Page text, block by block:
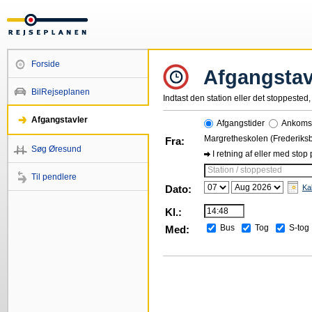
Forside
BilRejseplanen
Afgangstavler
Søg Øresund
Til pendlere
Indtast den station eller det
Afgangstider
Fra:
Margretheskolen
I retning af eller med stop
Station / stoppested
Dato:
Kl.:
Med:
Bus Tog S-tog